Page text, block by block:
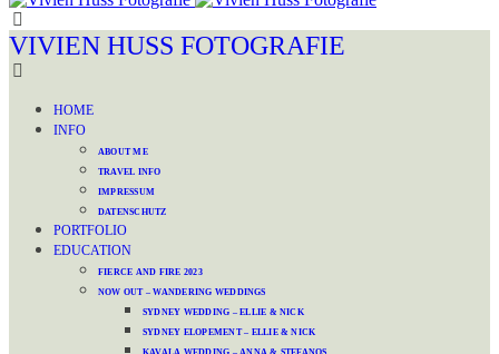
VIVIEN HUSS FOTOGRAFIE
HOME
INFO
ABOUT ME
TRAVEL INFO
IMPRESSUM
DATENSCHUTZ
PORTFOLIO
EDUCATION
FIERCE AND FIRE 2023
NOW OUT – WANDERING WEDDINGS
SYDNEY WEDDING – ELLIE & NICK
SYDNEY ELOPEMENT – ELLIE & NICK